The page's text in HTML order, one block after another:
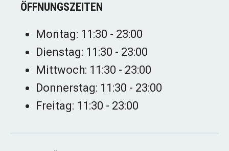
ÖFFNUNGSZEITEN
Montag: 11:30 - 23:00
Dienstag: 11:30 - 23:00
Mittwoch: 11:30 - 23:00
Donnerstag: 11:30 - 23:00
Freitag: 11:30 - 23:00